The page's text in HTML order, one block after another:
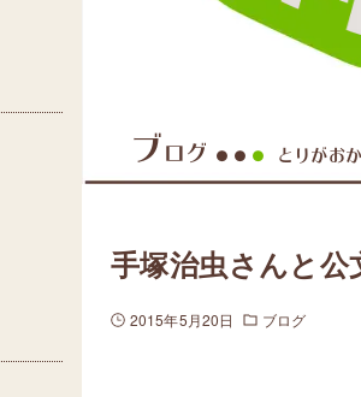
ブログ ●● ● とりがお
手塚治虫さんと
2015年5月20日 ブログ